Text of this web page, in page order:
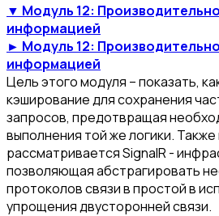
▼ Модуль 12:
информацией
► Модуль 12:
информацией
Цель этого модуля – показать,
кэширование для сохранения
запросов, предотвращая
выполнения той же логики.
рассматривается SignalR -
позволяющая абстрагировать
протоколов связи в простой в
упрощения двусторонней связи.